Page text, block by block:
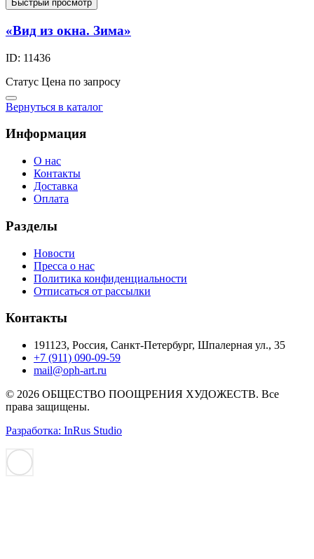
Быстрый просмотр
«Вид из окна. Зима»
ID: 11436
Статус Цена по запросу
Вернуться в каталог
Информация
О нас
Контакты
Доставка
Оплата
Разделы
Новости
Пресса о нас
Политика конфиденциальности
Отписаться от рассылки
Контакты
191123, Россия, Санкт-Петербург, Шпалерная ул., 35
+7 (911) 090-09-59
mail@oph-art.ru
© 2026 ОБЩЕСТВО ПООЩРЕНИЯ ХУДОЖЕСТВ. Все
права защищены.
Разработка: InRus Studio